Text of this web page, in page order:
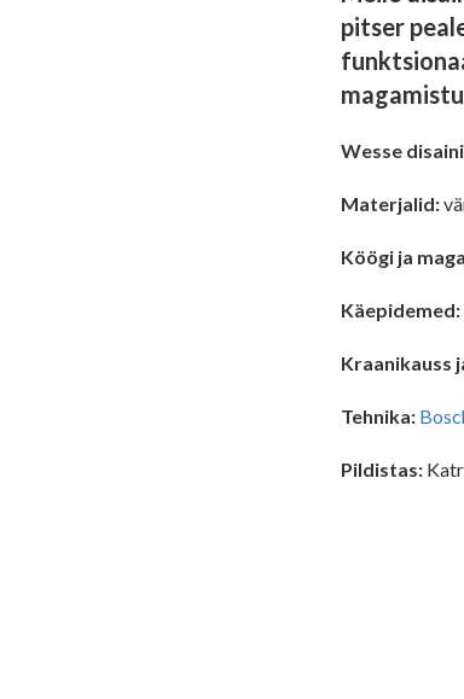
pitser
Wesse
Materjalid:
Köögi ja
Käepidemed:
Kraanikauss
Tehnika:
Pildistas: